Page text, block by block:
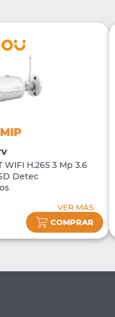
WIFI H.265 3 Mp 3.6
Detec
VER MÁS
COMPRAR